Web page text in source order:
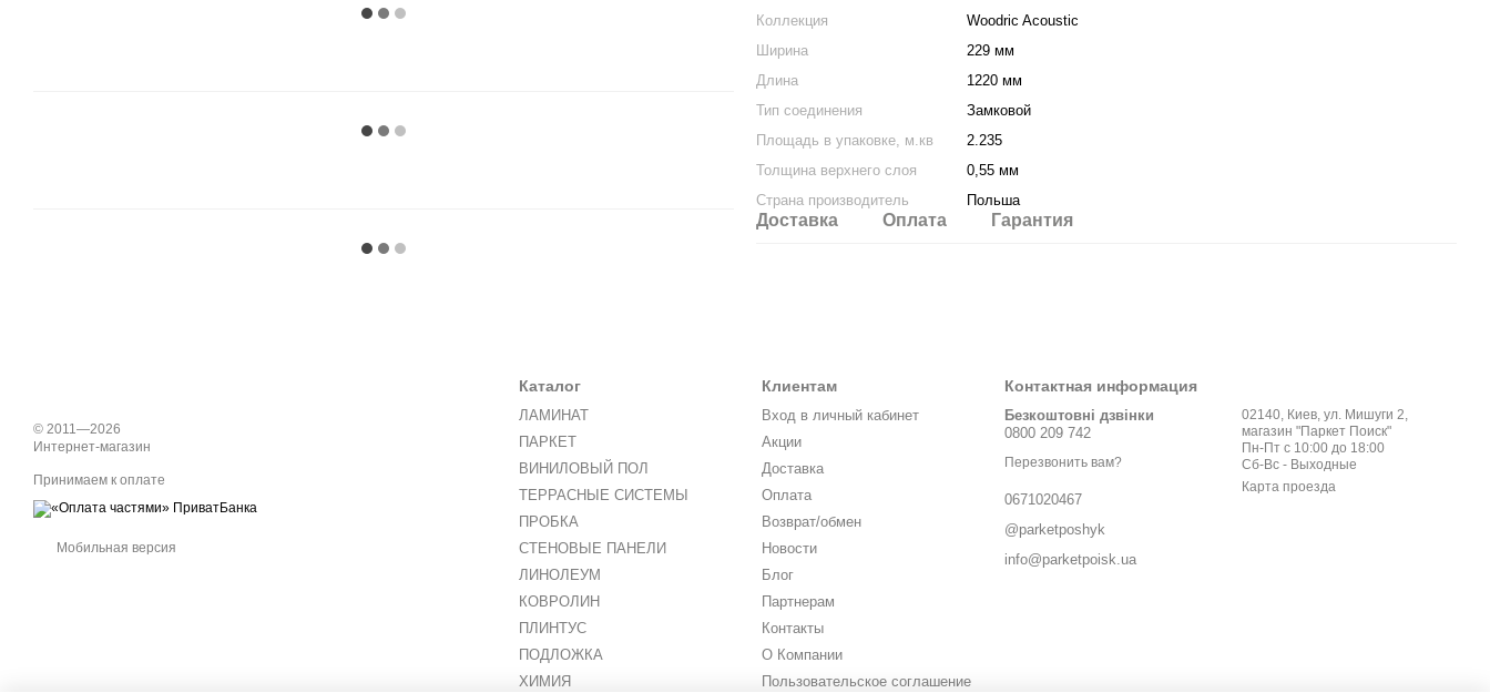
Коллекция
Woodric Acoustic
Ширина
229 мм
Длина
1220 мм
Тип соединения
Замковой
Площадь в упаковке, м.кв
2.235
Толщина верхнего слоя
0,55 мм
Страна производитель
Польша
Доставка Оплата Гарантия
© 2011—2026
Интернет-магазин
Принимаем к оплате
Мобильная версия
Каталог
ЛАМИНАТ
ПАРКЕТ
ВИНИЛОВЫЙ ПОЛ
ТЕРРАСНЫЕ СИСТЕМЫ
ПРОБКА
СТЕНОВЫЕ ПАНЕЛИ
ЛИНОЛЕУМ
КОВРОЛИН
ПЛИНТУС
ПОДЛОЖКА
ХИМИЯ
Клиентам
Вход в личный кабинет
Акции
Доставка
Оплата
Возврат/обмен
Новости
Блог
Партнерам
Контакты
О Компании
Пользовательское соглашение
Контактная информация
Безкоштовні дзвінки
0800 209 742
Перезвонить вам?
0671020467
@parketposhyk
info@parketpoisk.ua
02140, Киев, ул. Мишуги 2,
магазин "Паркет Поиск"
Пн-Пт с 10:00 до 18:00
Сб-Вс - Выходные
Карта проезда